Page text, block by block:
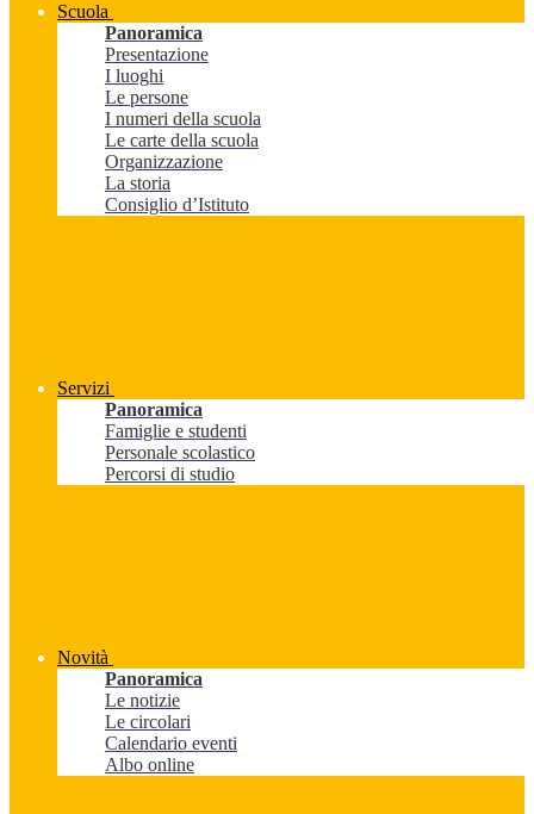
Scuola
Panoramica
Presentazione
I luoghi
Le persone
I numeri della scuola
Le carte della scuola
Organizzazione
La storia
Consiglio d’Istituto
Servizi
Panoramica
Famiglie e studenti
Personale scolastico
Percorsi di studio
Novità
Panoramica
Le notizie
Le circolari
Calendario eventi
Albo online